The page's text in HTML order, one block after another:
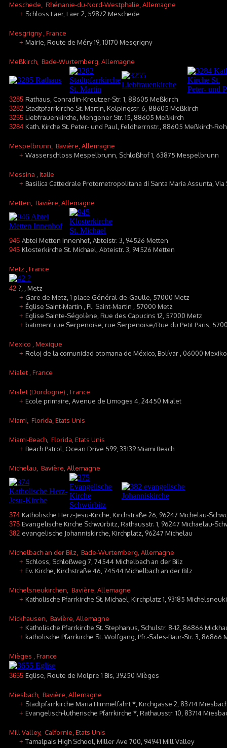
Meschede , Rhénanie-du-Nord-Westphalie, Allemagne
+ Schloss Laer, Laer 2, 59872 Meschede
Mesgrigny, France
+ Mairie, Route de Méry 19, 10170 Mesgrigny
Meßkirch , Bade-Wurtemberg, Allemagne
3285 Rathaus, Conradin-Kreutzer-Str. 1, 88605 Meßkirch
3282 Stadtpfarrkirche St. Martin, Kolpingstr. 6, 88605 Meßkirch
3255 Liebfrauenkirche, Mengener Str. 15, 88605 Meßkirch
3284 Kath. Kirche St. Peter- und Paul, Feldherrnstr., 88605 Meßkirch-
Mespelbrunn , Bavière, Allemagne
+ Wasserschloss Mespelbrunn, Schloßhof 1, 63875 Mespelbrunn
Messina , Italie
+ Basilica Cattedrale Protometropolitana di Santa Maria Assunta, Via
Metten , Bavière, Allemagne
946 Abtei Metten Innenhof, Abteistr. 3, 94526 Metten
945 Klosterkirche St. Michael, Abteistr. 3, 94526 Metten
Metz , France
42 ?, , Metz
+ Gare de Metz, 1 place Général-de-Gaulle, 57000 Metz
+ Église Saint-Martin , Pl. Saint-Martin , 57000 Metz
+ Eglise Sainte-Ségolène, Rue des Capucins 12, 57000 Metz
+ batiment rue Serpenoise, rue Serpenoise/Rue du Petit Paris,
Mexico , Mexique
+ Reloj de la comunidad otomana de México, Bolívar , 06000
Mialet , France
Mialet (Dordogne) , France
+ Ecole primaire, Avenue de Limoges 4, 24450 Mialet
Miami , Florida, Etats Unis
Miami-Beach , Florida, Etats Unis
+ Beach Patrol, Ocean Drive 599, 33139 Miami Beach
Michelau , Bavière, Allemagne
374 Katholische Herz-Jesu-Kirche, Kirchstraße 26, 96247 Michelau-
375 Evangelische Kirche Schwürbitz, Rathausstr. 1, 96247 Michaelau-
382 evangelische Johanniskirche, Kirchplatz, 96247 Michelau
Michelbach an der Bilz , Bade-Wurtemberg, Allemagne
+ Schloss, Schloßweg 7, 74544 Michelbach an der Bilz
+ Ev. Kirche, Kirchstraße 46, 74544 Michelbach an der Bilz
Michelsneukirchen , Bavière, Allemagne
+ Katholische Pfarrkirche St. Michael, Kirchplatz 1, 93185
Mickhausen , Bavière, Allemagne
+ Katholische Pfarrkirche St. Stephanus, Schulstr. 8-12, 86866
+ katholische Pfarrkirche St. Wolfgang, Pfr.-Sales-Baur-Str. 3, 86866
Mièges , France
3655 Eglise, Route de Molpre 1 Bis, 39250 Mièges
Miesbach , Bavière, Allemagne
+ Stadtpfarrkirche Mariä Himmelfahrt *, Kirchgasse 2, 83714
+ Evangelisch-lutherische Pfarrkirche *, Rathausstr. 10, 83714
Mill Valley, Calfornie, Etats Unis
+ Tamalpais High School, Miller Ave 700, 94941 Mill Valley